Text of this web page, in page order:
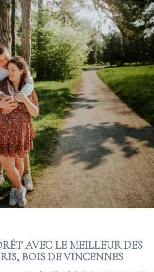
AVEC LE MEILLEUR DES
BOIS DE VINCENNES